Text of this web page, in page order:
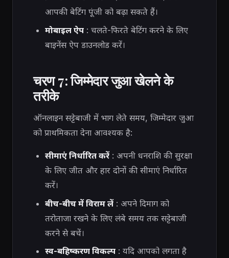
आपकी बेटिंग पूंजी को बढ़ा सकते हैं।
मोबाइल ऐप: चलते-फिरते बेटिंग करने के लिए
बाइनेंस ऐप डाउनलोड करें।
चरण 7: जिम्मेदार जुआ खेलने के
तरीके
ऑनलाइन सट्टेबाजी में भाग लेते समय, जिम्मेदार जुआ
को प्राथमिकता देना आवश्यक है:
सीमाएं निर्धारित करें: अपनी धनराशि की सुरक्षा
के लिए जीत और हार दोनों की सीमाएं निर्धारित
करें।
बीच-बीच में विराम लें: अपने दिमाग को
तरोताजा रखने के लिए लंबे समय तक सट्टेबाजी
करने से बचें।
स्व-बहिष्करण विकल्प: यदि आपको लगता है